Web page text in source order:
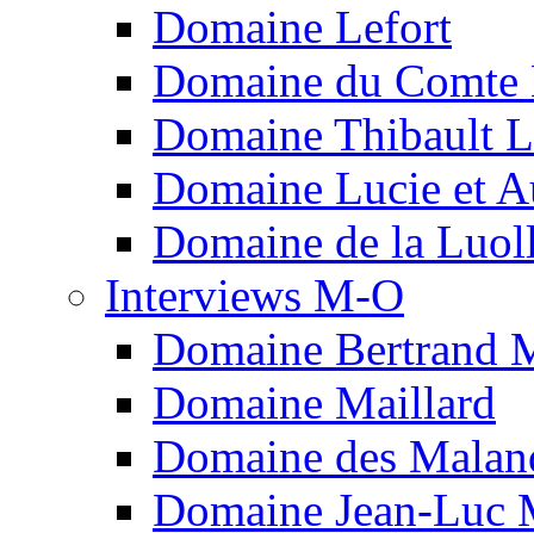
Domaine Lefort
Domaine du
Domaine Thibault
Domaine Lucie et
Domaine de la
Interviews M-O
Domaine Bertrand
Domaine Maillard
Domaine des
Domaine Jean-Luc